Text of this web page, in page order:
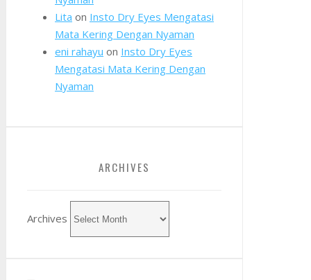
Lita on Insto Dry Eyes Mengatasi
Mata Kering Dengan Nyaman
eni rahayu on Insto Dry Eyes
Mengatasi Mata Kering Dengan
Nyaman
ARCHIVES
Archives